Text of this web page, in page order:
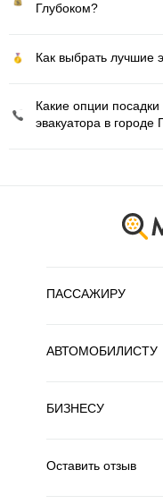
Глубоком?
Как выбрать лучшие
Какие опции
эвакуатора в городе
ПАССАЖИРУ
АВТОМОБИЛИСТУ
БИЗНЕСУ
Оставить отзыв